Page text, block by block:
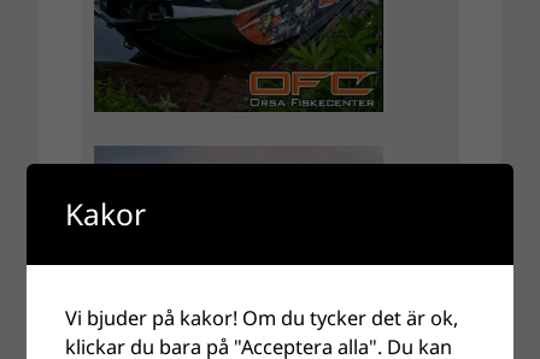
Kakor
Vi bjuder på kakor! Om du tycker det är ok,
klickar du bara på "Acceptera alla". Du kan